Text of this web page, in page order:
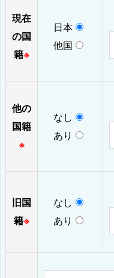
現在
の国
籍※
日本
他国
他の
国籍
※
なし
あり
旧国
籍※
なし
あり